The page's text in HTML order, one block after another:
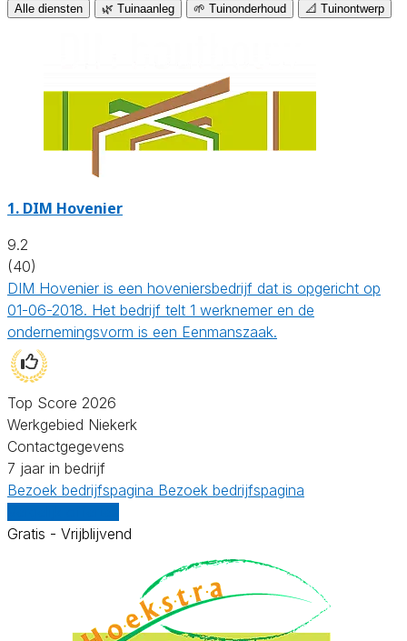
Alle diensten 🌿 Tuinaanleg 🌱 Tuinonderhoud 📐 Tuinontwerp
1. DIM Hovenier
9.2
(40)
DIM Hovenier is een hoveniersbedrijf dat is opgericht op
01-06-2018. Het bedrijf telt 1 werknemer en de
ondernemingsvorm is een Eenmanszaak.
Top Score 2026
Werkgebied Niekerk
Contactgegevens
7 jaar in bedrijf
Bezoek bedrijfspagina Bezoek bedrijfspagina
Gratis - Vrijblijvend